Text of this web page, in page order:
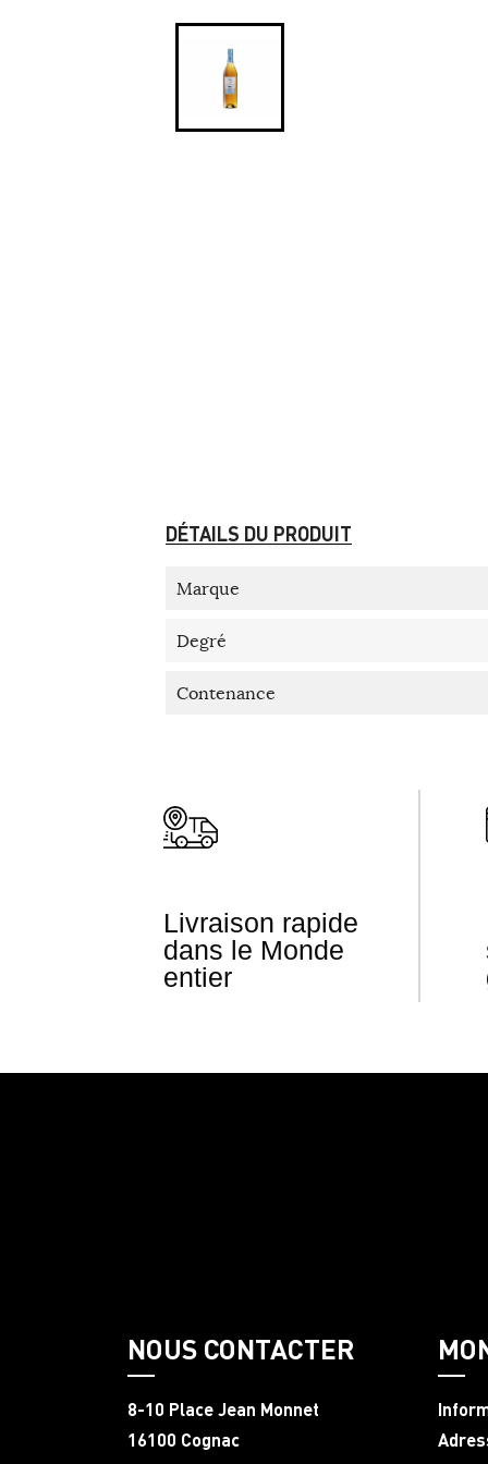
DÉTAILS DU PRODUIT
Marque
Degré
Contenance
Livraison rapide
dans le Monde
entier
NOUS CONTACTER
8-10 Place Jean Monnet
16100 Cognac